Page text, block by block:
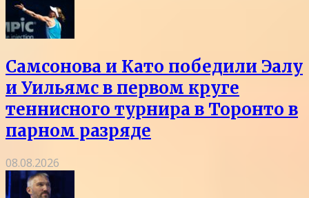
Самсонова и Като победили Эалу
и Уильямс в первом круге
теннисного турнира в Торонто в
парном разряде
08.08.2026